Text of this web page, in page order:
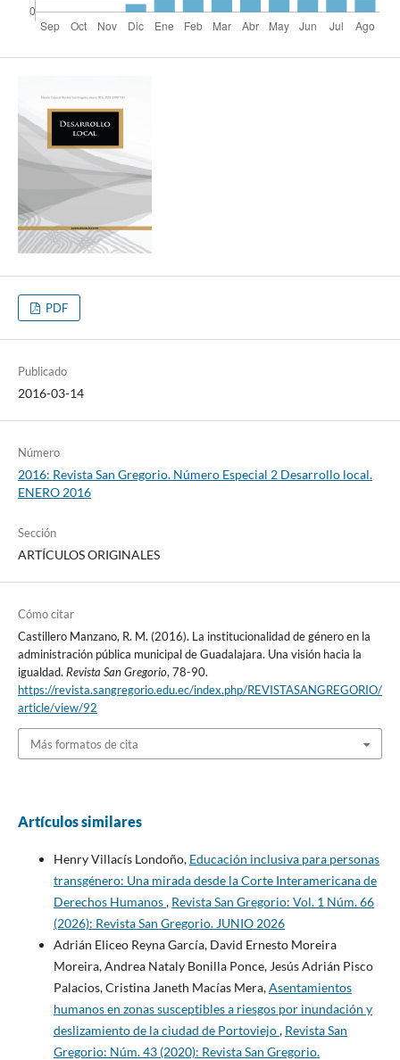
PDF
Publicado
2016-03-14
Número
2016: Revista San Gregorio. Número Especial 2 Desarrollo local.
ENERO 2016
Sección
ARTÍCULOS ORIGINALES
Cómo citar
Castillero Manzano, R. M. (2016). La institucionalidad de género en la
administración pública municipal de Guadalajara. Una visión hacia la
igualdad. Revista San Gregorio, 78-90.
https://revista.sangregorio.edu.ec/index.php/REVISTASANGREGORIO/
article/view/92
Más formatos de cita
Artículos similares
Henry Villacís Londoño, Educación inclusiva para personas
transgénero: Una mirada desde la Corte Interamericana de
Derechos Humanos, Revista San Gregorio: Vol. 1 Núm. 66
(2026): Revista San Gregorio. JUNIO 2026
Adrián Eliceo Reyna García, David Ernesto Moreira
Moreira, Andrea Nataly Bonilla Ponce, Jesús Adrián Pisco
Palacios, Cristina Janeth Macías Mera,Asentamientos
humanos en zonas susceptibles a riesgos por inundación y
deslizamiento de la ciudad de Portoviejo, Revista San
Gregorio: Núm. 43 (2020): Revista San Gregorio.